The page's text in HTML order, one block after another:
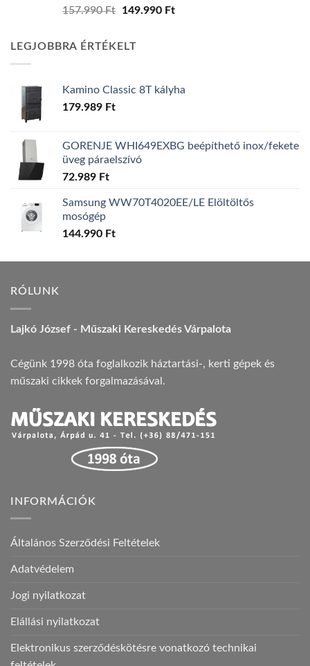
157.990Ft
Original
157.990 Ft.
149.990 FtCurrent
LEGJOBBRA ÉRTÉKELT
Kamino Classic 8T kályha
179.989 Ft
GORENJE WHI649EXBG beépíthető inox/fekete
üveg páraelszívó
72.989 Ft
Samsung WW70T4020EE/LE Elöltöltős
mosógép
144.990 Ft
RÓLUNK
Lajkó József - Műszaki Kereskedés Várpalota
Cégünk 1998 óta foglalkozik háztartási-, kerti gépek és
műszaki cikkek forgalmazásával.
INFORMÁCIÓK
Általános Szerződési Feltételek
Adatvédelem
Jogi nyilatkozat
Elállási nyilatkozat
Elektronikus szerződéskötésre vonatkozó technikai